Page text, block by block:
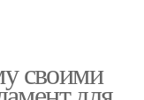
своими